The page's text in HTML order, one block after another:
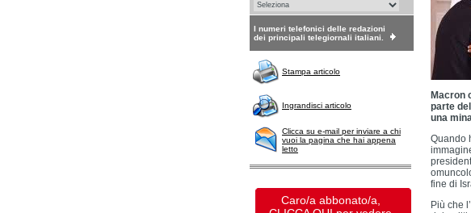
I numeri telefonici delle redazioni
dei principali telegiornali italiani.
Stampa articolo
Ingrandisci articolo
Clicca su e-mail per inviare a chi
vuoi la pagina che hai appena
letto
Caro/a abbonato/a,
Macron
parte
una
Quando
fine di
Più che